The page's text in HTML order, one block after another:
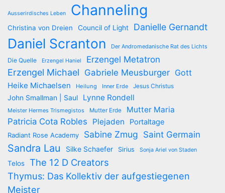
Ausserirdisches Leben Channeling
Christina von Dreien Council of Light Danielle Gernandt
Daniel Scranton Der Andromedanische Rat des Lichts
Die Quelle Erzengel Haniel Erzengel Metatron
Erzengel Michael Gabriele Meusburger Gott
Heike Michaelsen Heilung Inner Erde Jesus Christus
John Smallman | Saul Lynne Rondell
Meister Hermes Trismegistos Mutter Erde Mutter Maria
Patricia Cota Robles Plejaden Portaltage
Radiant Rose Academy Sabine Zmug Saint Germain
Sandra Lau Silke Schaefer Sirius Sonja Ariel von Staden
Telos
The 12 D Creators
Thymus: Das Kollektiv der aufgestiegenen
Meister